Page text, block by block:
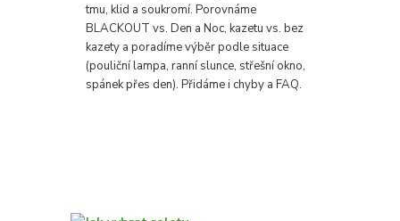
tmu, klid a soukromí. Porovnáme
BLACKOUT vs. Den a Noc, kazetu vs. bez
kazety a poradíme výběr podle situace
(pouliční lampa, ranní slunce, střešní okno,
spánek přes den). Přidáme i chyby a FAQ.